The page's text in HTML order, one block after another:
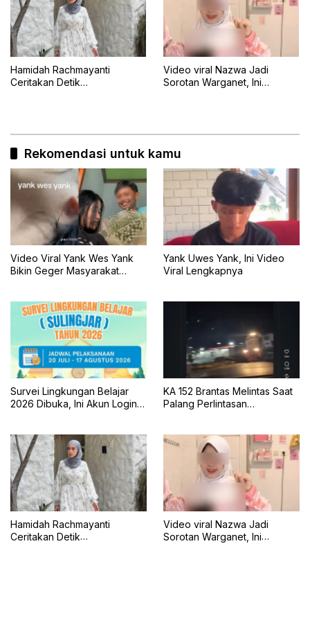
Hamidah Rachmayanti
Ceritakan Detik
Video viral Nazwa Jadi
Sorotan Warganet, Ini
Rekomendasi untuk kamu
Video Viral Yank Wes Yank
Bikin Geger Masyarakat
Yank Uwes Yank, Ini Video
Viral Lengkapnya
Survei Lingkungan Belajar
2026 Dibuka, Ini Akun Login,
KA 152 Brantas Melintas Saat
Palang Perlintasan
Hamidah Rachmayanti
Ceritakan Detik
Video viral Nazwa Jadi
Sorotan Warganet, Ini